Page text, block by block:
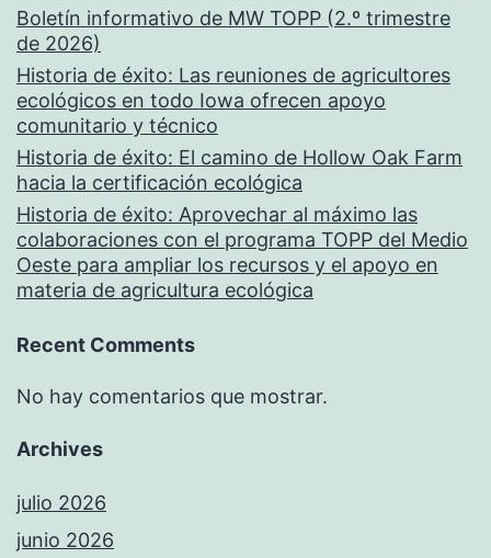
Boletín informativo de MW TOPP (2.º trimestre
de 2026)
Historia de éxito: Las reuniones de agricultores
ecológicos en todo Iowa ofrecen apoyo
comunitario y técnico
Historia de éxito: El camino de Hollow Oak Farm
hacia la certificación ecológica
Historia de éxito: Aprovechar al máximo las
colaboraciones con el programa TOPP del Medio
Oeste para ampliar los recursos y el apoyo en
materia de agricultura ecológica
Recent Comments
No hay comentarios que mostrar.
Archives
julio 2026
junio 2026